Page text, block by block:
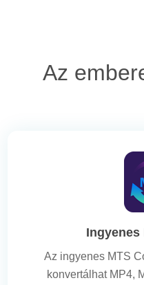
Az
Ingyenes
Az ingyenes MTS
konvertálhat MP4,